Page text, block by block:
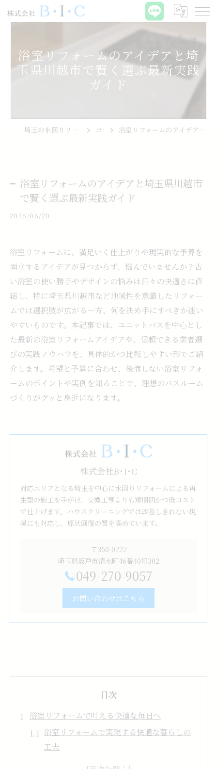
浴室リフォームのアイデアと埼
玉県川越市で賢く選ぶ最新実践
ガイド
埼玉の水回りリフォームなら株式会社B･I･C コラム 浴室リフォームのアイデアと埼玉県川越市で賢く選ぶ最新実践ガイド
浴室リフォームのアイデアと埼玉県川越市
で賢く選ぶ最新実践ガイド
2026/06/20
浴室リフォームに、満足いく仕上がりや現実的な予算を
両立するアイデアが見つからず、悩んでいませんか？古
い浴室の使い勝手やデザインの悩みは日々の快適さに直
結し、特に埼玉県川越市など地域性を意識したリフォー
ムでは選択肢が広がる一方、何を決め手にすべきか迷い
やすいものです。本記事では、ユニットバスを中心とし
た最新の浴室リフォームアイデアや、信頼できる業者選
びの実践ノウハウを、具体的かつ比較しやすい形でご紹
介します。希望と予算に合わせ、後悔しない浴室リフォ
ームのポイントや実例を知ることで、理想のバスルーム
づくりがグッと身近になります。
株式会社B･I･C
対応エリアとなる埼玉を中心に水回りリフォームによる再
生型の施工を手がけ、交換工事よりも短期間かつ低コスト
で仕上げます。ハウスクリーニングでは改善しきれない現
場にも対応し、原状回復の質を高めています。
〒350-0222
埼玉県坂戸市清水町46番40号302
049-270-9057
お問い合わせはこちら
目次
浴室リフォームで叶える快適な毎日へ
浴室リフォームで実現する快適な暮らしの
工夫
最新の浴室リフォーム事例から得るアイデ